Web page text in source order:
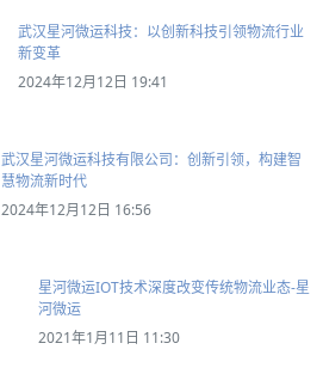
武汉星河微运科技：以创新科技引领物流行业
新变革
2024年12月12日 19:41
武汉星河微运科技有限公司：创新引领，构建智
慧物流新时代
2024年12月12日 16:56
星河微运IOT技术深度改变传统物流业态-星
河微运
2021年1月11日 11:30